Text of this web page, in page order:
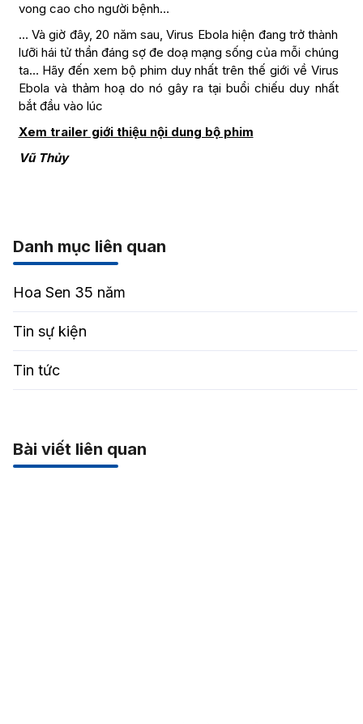
vong cao cho người bệnh…
… Và giờ đây, 20 năm sau, Virus Ebola hiện đang trở thành
lưỡi hái tử thần đáng sợ đe doạ mạng sống của mỗi chúng
ta… Hãy đến xem bộ phim duy nhất trên thế giới về Virus
Ebola và thảm hoạ do nó gây ra tại buổi chiếu duy nhất
bắt đầu vào lúc
Xem trailer giới thiệu nội dung bộ phim
Vũ Thủy
Danh mục liên quan
Hoa Sen 35 năm
Tin sự kiện
Tin tức
Bài viết liên quan